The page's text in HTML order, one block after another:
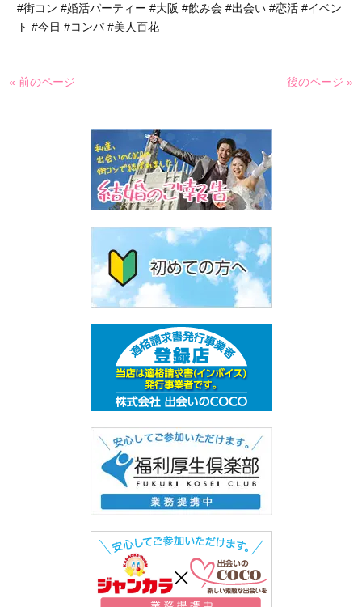
#街コン #婚活パーティー #大阪 #飲み会 #出会い #恋活 #イベン
ト #今日 #コンパ #美人百花
« 前のページ 後のページ »